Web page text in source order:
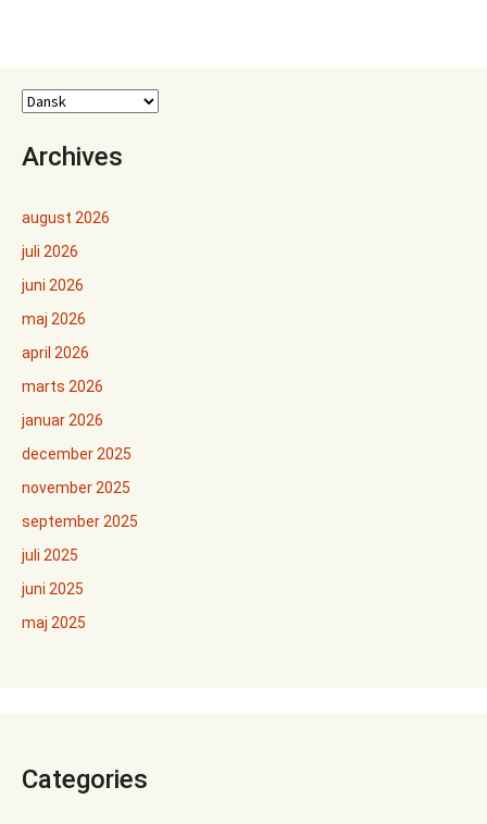
Archives
august 2026
juli 2026
juni 2026
maj 2026
april 2026
marts 2026
januar 2026
december 2025
november 2025
september 2025
juli 2025
juni 2025
maj 2025
Categories